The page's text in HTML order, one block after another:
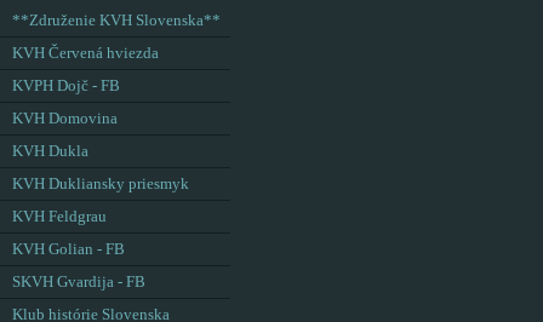
**Združenie KVH Slovenska**
KVH Červená hviezda
KVPH Dojč - FB
KVH Domovina
KVH Dukla
KVH Dukliansky priesmyk
KVH Feldgrau
KVH Golian - FB
SKVH Gvardija - FB
Klub histórie Slovenska